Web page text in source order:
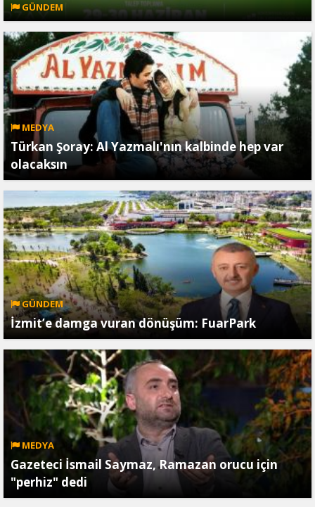
GÜNDEM
MEDYA
Türkan Şoray: Al Yazmalı'nın kalbinde hep var
olacaksın
GÜNDEM
İzmit’e damga vuran dönüşüm: FuarPark
MEDYA
Gazeteci İsmail Saymaz, Ramazan orucu için
"perhiz" dedi